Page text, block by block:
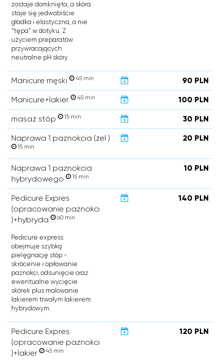
zostaje domknięta, a skóra
staje się jedwabiście
gładka i elastyczna, a nie
"tępa" w dotyku. Z
użyciem preparatów
przywracających
neutralne pH skóry.
Manicure męski 45 min 90 PLN
Manicure+lakier 45 min 100 PLN
masaż stóp 15 min 30 PLN
Naprawa 1 paznokcia (żel )
15 min
20 PLN
Naprawa 1 paznokcia
hybrydowego
15 min
10 PLN
Pedicure Expres
(opracowanie paznokci
)+hybryda
60 min
140 PLN
Pedicure express
obejmuje szybką
pielęgnację stóp -
skrócenie i opiłowanie
paznokci, odsunięcie oraz
ewentualne wycięcie
skórek plus malowanie
lakierem trwałym lakierem
hybrydowym.
Pedicure Expres
(opracowanie paznokci
)+lakier
45 min
120 PLN